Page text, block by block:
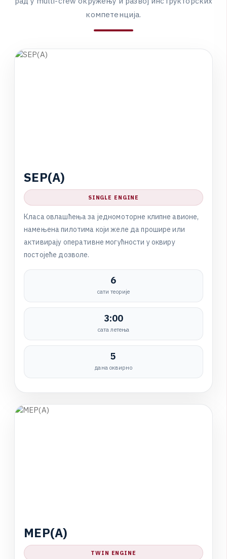
компетенција.
SEP(A)
SINGLE ENGINE
Класа овлашћењаза једномоторне клипне авионе,
намењенапилотима који желе дапрошире или
активирају оперативне могућности у оквиру
постојеће дозволе.
6
сати теорије
3:00
сата летења
5
дана оквирно
MEP(A)
TWIN ENGINE